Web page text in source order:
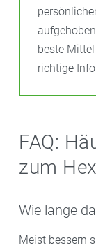
beste
richtige
FAQ:
zum
Wie lange
Meist bessern